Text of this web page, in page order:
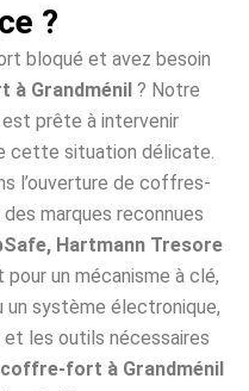
?
bloqué et avez besoin
Grandménil? Notre
prête à intervenir
cette situation délicate.
l’ouverture de coffres-
marques reconnues
Hartmann Tresore
pour un mécanisme à clé,
un système électronique,
les outils nécessaires
fort à Grandménil